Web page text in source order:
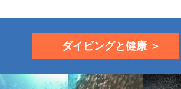
ダイビングと健康 ＞